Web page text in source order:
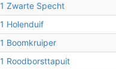
1 Zwarte Specht
1 Holenduif
1 Boomkruiper
1 Roodborsttapuit